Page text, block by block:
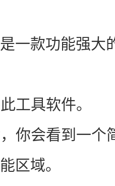
一款功能强大
工具软件。
你会看到一
区域。